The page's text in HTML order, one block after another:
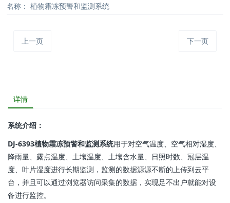
名称： 植物霜冻预警和监测系统
上一页 下一页
详情
系统介绍：
DJ-6393植物霜冻预警和监测系统用于对空气温度、空气相对湿度、
降雨量、露点温度、土壤温度、土壤含水量、日照时数、冠层温
度、叶片湿度进行长期监测，监测的数据源源不断的上传到云平
台，并且可以通过浏览器访问采集的数据，实现足不出户就能对设
备进行监控。